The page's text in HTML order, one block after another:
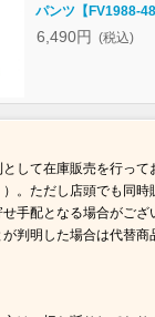
パンツ【FV1988-
6,490円 (税込)
して在庫販売を行っ
。ただし店頭でも同
手配となる場合がご
判明した場合は代替商